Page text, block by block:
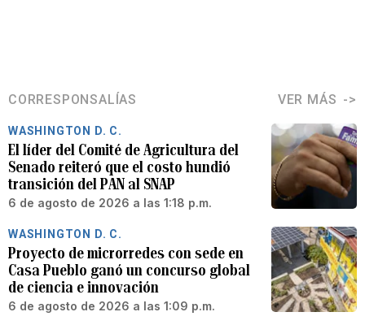
CORRESPONSALÍAS VER MÁS
WASHINGTON D. C.
El líder del Comité de Agricultura del
Senado reiteró que el costo hundió
transición del PAN al SNAP
6 de agosto de 2026 a las 1:18 p.m.
WASHINGTON D. C.
Proyecto de microrredes con sede en
Casa Pueblo ganó un concurso global
de ciencia e innovación
6 de agosto de 2026 a las 1:09 p.m.